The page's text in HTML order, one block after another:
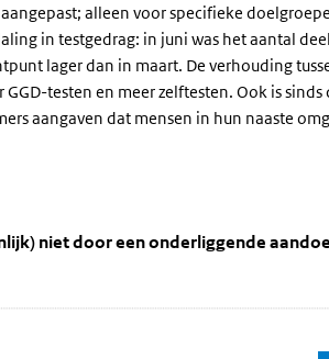
alleen voor specifieke
in testgedrag: in juni was het aantal
lager dan in maart. De verhouding
testen en meer zelftesten. Ook is
aangaven dat mensen in hun naaste
niet door een onderliggende
(waarschijnlijk) niet
niet door een onderliggende